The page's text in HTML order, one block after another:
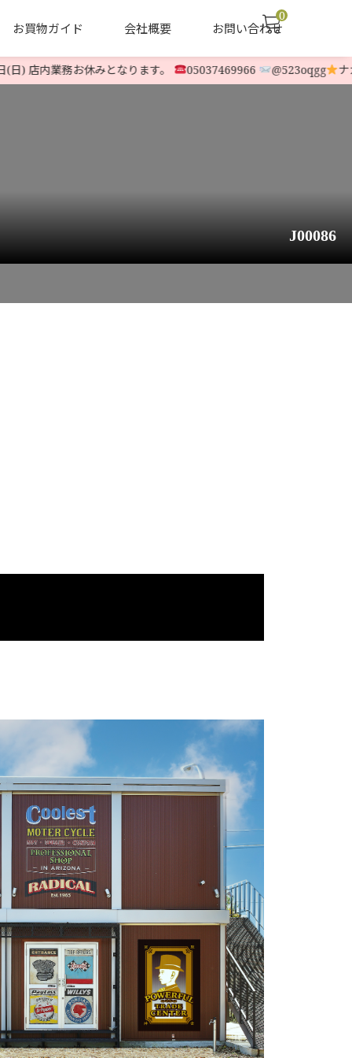
お買物ガイド 会社概要 お問い合わせ
ヤナセ他 中古除雪機
0
店内業務お休みとなります。 05037469966 @523oqgg ナカ
J00086